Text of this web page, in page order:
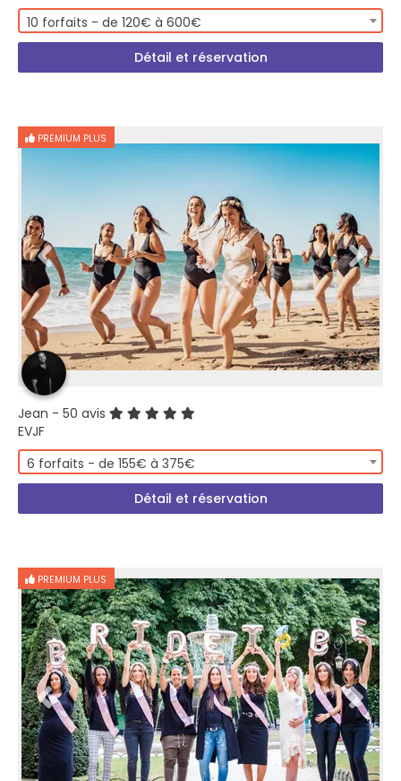
10 forfaits - de 120€ à 600€
Détail et réservation
PREMIUM PLUS
Jean - 50 avis
EVJF
6 forfaits - de 155€ à 375€
Détail et réservation
PREMIUM PLUS